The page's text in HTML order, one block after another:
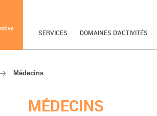
SERVICES DOMAINES D’ACTIVITÉS
Médecins
MÉDECINS